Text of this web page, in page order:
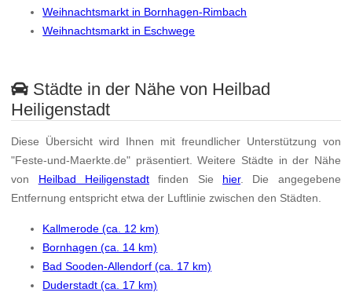
Weihnachtsmarkt in Bornhagen-Rimbach
Weihnachtsmarkt in Eschwege
Städte in der Nähe von Heilbad
Heiligenstadt
Diese Übersicht wird Ihnen mit freundlicher Unterstützung von
"Feste-und-Maerkte.de" präsentiert. Weitere Städte in der Nähe
von Heilbad Heiligenstadtfinden Sie hier. Die angegebene
Entfernung entspricht etwa der Luftlinie zwischen den Städten.
Kallmerode (ca. 12 km)
Bornhagen (ca. 14 km)
Bad Sooden-Allendorf (ca. 17 km)
Duderstadt (ca. 17 km)